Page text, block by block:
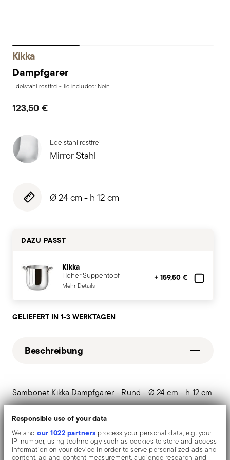
Responsible use of your data
We andour 1022 partners process your personal data, e.g. your
IP-number, using technology such as cookies to store and access
information on your device in order to serve personalized ads and
content, ad and content measurement, audience research and
Kikka
Dampfgarer
Edelstahl rostfrei - lid included: Nein
123,50 €
Edelstahl rostfrei
Mirror Stahl
Ø 24 cm - h 12 cm
DAZU PASST
Kikka
Hoher Suppentopf
Mehr Details
+ 159,50 €
GELIEFERT IN 1-3 WERKTAGEN
Beschreibung
Sambonet Kikka Dampfgarer - Rund - Ø 24 cm - h 12 cm
Die Oberfläche mit Spiegeleffekt unterstreicht die hohe
Qualität des Edelstahls, und hebt Formen und Design
hervor. Die Oberflächen werden mit Zusätzen und